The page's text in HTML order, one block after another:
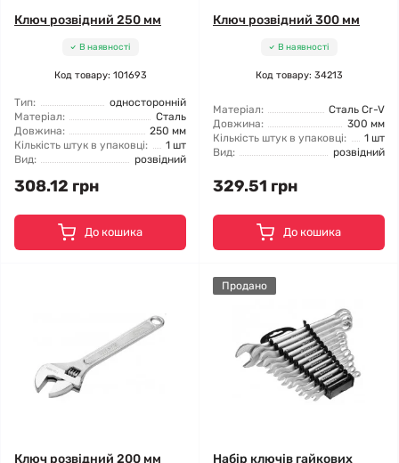
Ключ розвідний 250 мм
В наявності
Код товару: 101693
Тип:
односторонній
Матеріал:
Сталь
Довжина:
250 мм
Кількість штук в упаковці:
1 шт
Вид:
розвідний
308.12 грн
До кошика
Ключ розвідний 300 мм
В наявності
Код товару: 34213
Матеріал:
Сталь Cr-V
Довжина:
300 мм
Кількість штук в упаковці:
1 шт
Вид:
розвідний
329.51 грн
До кошика
Ключ розвідний 200 мм
Продано
Набір ключів гайкових